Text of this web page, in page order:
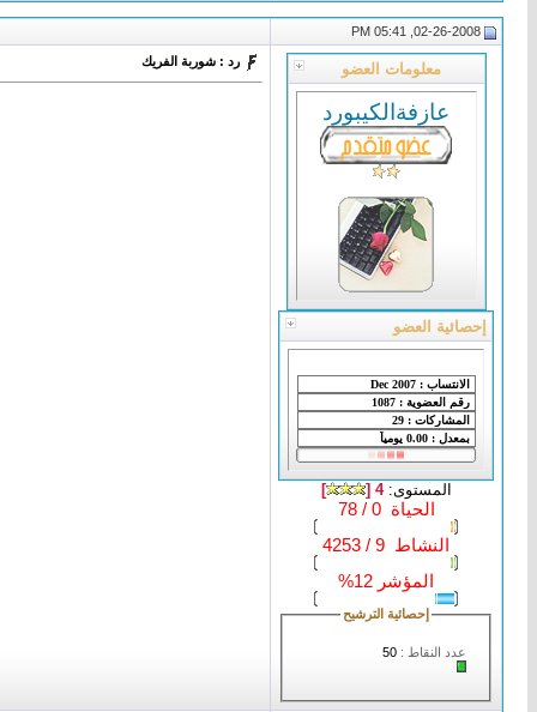
معلومات العضو
عازفةالكيبورد
إحصائية العضو
المستوى:4 [
]
الحياة 0 / 78
النشاط 9 / 4253
المؤشر 12%
إحصائية الترشيح
عدد النقاط :50
رد : شوربة الفريك